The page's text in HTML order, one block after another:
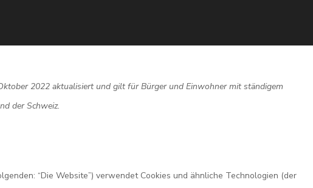
2022 aktualisiert und gilt für Bürger und Einwohner mit ständigem
der Schweiz.
“Die Website”) verwendet Cookies und ähnliche Technologien (der